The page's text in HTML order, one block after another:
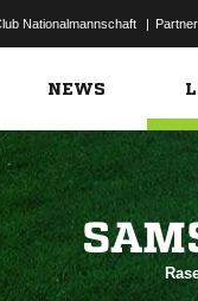
Nationalmannschaft | Partner
NEWS